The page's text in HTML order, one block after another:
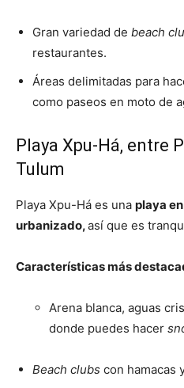
Gran variedad de beach
restaurantes.
Áreas delimitadas para
como paseos en moto de
Playa Xpu-Há, entre
Tulum
Playa Xpu-Há es una playa
urbanizado,así que es
Características más
Arena blanca, aguas
donde puedes hacer
Beach clubs con hamacas